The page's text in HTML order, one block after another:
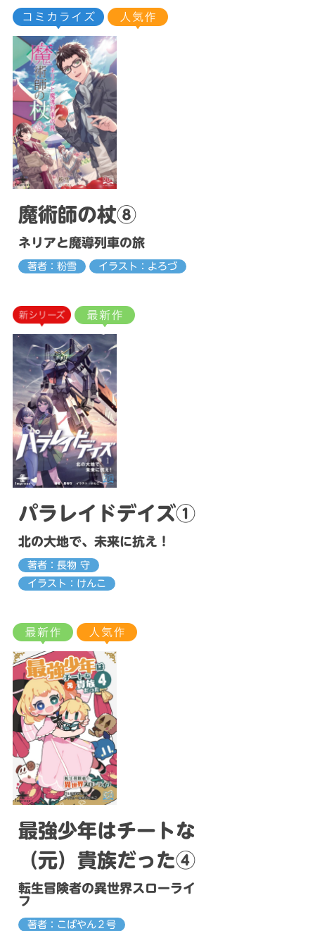
魔術師の杖⑧
ネリアと魔導列車の旅
著者：粉雪 イラスト：よろづ
パラレイドデイズ①
北の大地で、未来に抗え！
著者：長物 守
イラスト：けんこ
最強少年はチートな
（元）貴族だった④
転生冒険者の異世界スローライ
フ
著者：こばやん２号